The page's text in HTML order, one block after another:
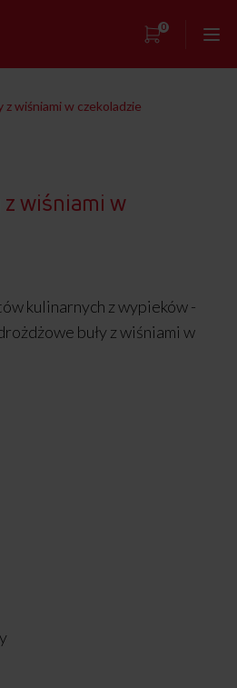
0
główna
Przepisy
z wiśniami w czekoladzie
z wiśniami w
kulinarnych z wypieków -
buły z wiśniami w